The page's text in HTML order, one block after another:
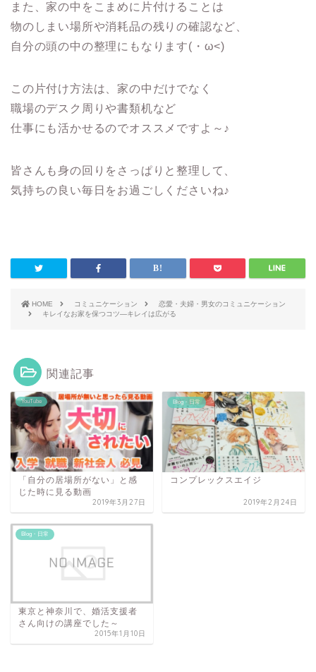
また、家の中をこまめに片付けることは
物のしまい場所や消耗品の残りの確認など、
自分の頭の中の整理にもなります(・ω<)
この片付け方法は、家の中だけでなく
職場のデスク周りや書類机など
仕事にも活かせるのでオススメですよ～♪
皆さんも身の回りをさっぱりと整理して、
気持ちの良い毎日をお過ごしくださいね♪
HOME コミュニケーション
恋愛・夫婦・男女のコミュニケーション
キレイなお家を保つコツ―キレイは広がる
関連記事
YouTube
「自分の居場所がない」と感
じた時に見る動画
2019年3月27日
Blog・日常
コンプレックスエイジ
2019年2月24日
Blog・日常
東京と神奈川で、婚活支援者
さん向けの講座でした～
2015年1月10日